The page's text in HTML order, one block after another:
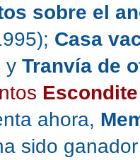
sobre el
Casa
y Tranvía de
ahora,
sido